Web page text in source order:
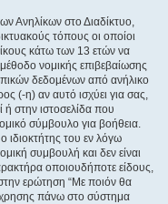
Ανηλίκων στο Διαδίκτυο,
τόπους οι οποίοι
κάτω των 13 ετών να
νομικής επιβεβαίωσης
δεδομένων από ανήλικο
(-η) αν αυτό ισχύει για σας,
στην ιστοσελίδα που
σύμβουλο για βοήθεια.
ιδιοκτήτης του εν λόγω
συμβουλή και δεν είναι
οποιουδήποτε είδους,
ερώτηση “Με ποιόν θα
πάνω στο σύστημα